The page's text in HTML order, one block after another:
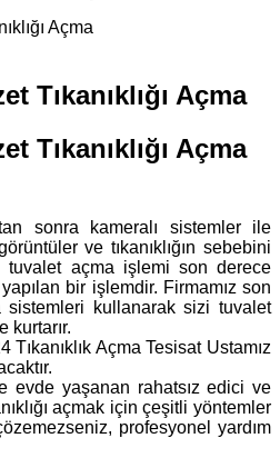
Tıkanıklığı Açma
Tıkanıklığı Açma
sonra kameralı sistemler ile
ve tıkanıklığın sebebini
tuvalet açma işlemi son derece
bir işlemdir. Firmamız son
kullanarak sizi tuvalet
kurtarır.
Tıkanıklık Açma Tesisat Ustamız
evde yaşanan rahatsız edici ve
açmak için çeşitli yöntemler
profesyonel yardım